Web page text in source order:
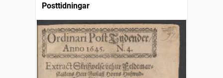
Posttidningar